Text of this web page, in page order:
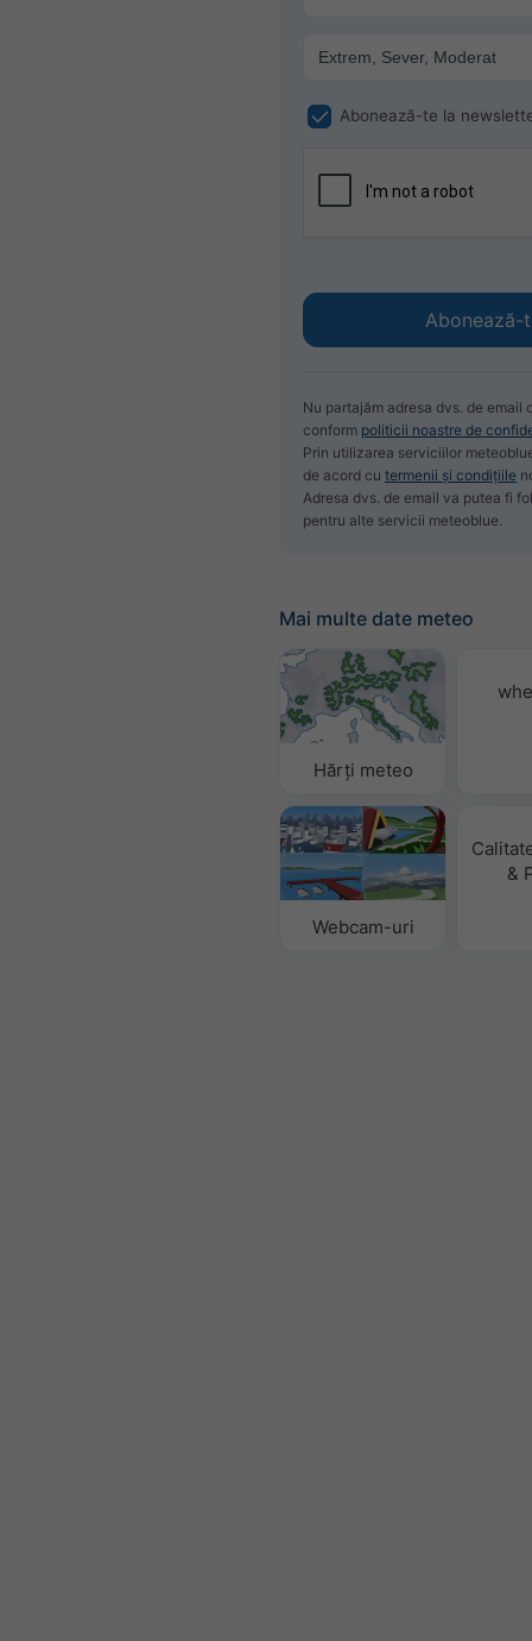
Abonează-te la
Nu partajăm adresa dvs. de email
conform politicii noastre de
Prin utilizarea serviciilor
de acord cu termenii și condițiile
Adresa dvs. de email va putea fi
pentru alte servicii meteoblue.
Mai multe date meteo
Hărți meteo
Webcam-uri
&